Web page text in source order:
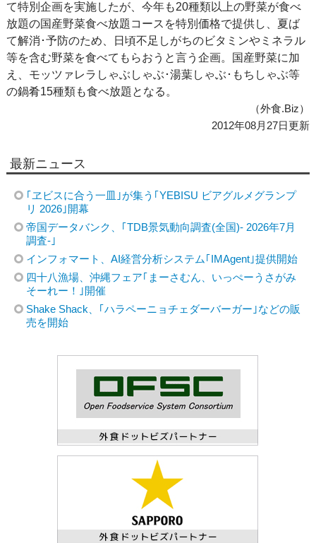
て特別企画を実施したが、今年も20種類以上の野菜が食べ
放題の国産野菜食べ放題コースを特別価格で提供し、夏ば
て解消･予防のため、日頃不足しがちのビタミンやミネラル
等を含む野菜を食べてもらおうと言う企画。国産野菜に加
え、モッツァレラしゃぶしゃぶ･湯葉しゃぶ･もちしゃぶ等
の鍋肴15種類も食べ放題となる。
（外食.Biz）
2012年08月27日更新
最新ニュース
｢ヱビスに合う一皿｣が集う｢YEBISU ビアグルメグランプ
リ 2026｣開幕
帝国データバンク、｢TDB景気動向調査(全国)- 2026年7月
調査-｣
インフォマート、AI経営分析システム｢IMAgent｣提供開始
四十八漁場、沖縄フェア｢まーさむん、いっぺーうさがみ
そーれー！｣開催
Shake Shack、｢ハラペーニョチェダーバーガー｣などの販
売を開始